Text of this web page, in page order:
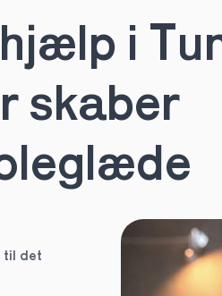
i
skaber
til det